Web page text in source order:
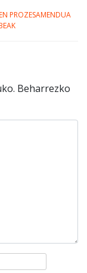
PROZESAMENDUA
Beharrezko